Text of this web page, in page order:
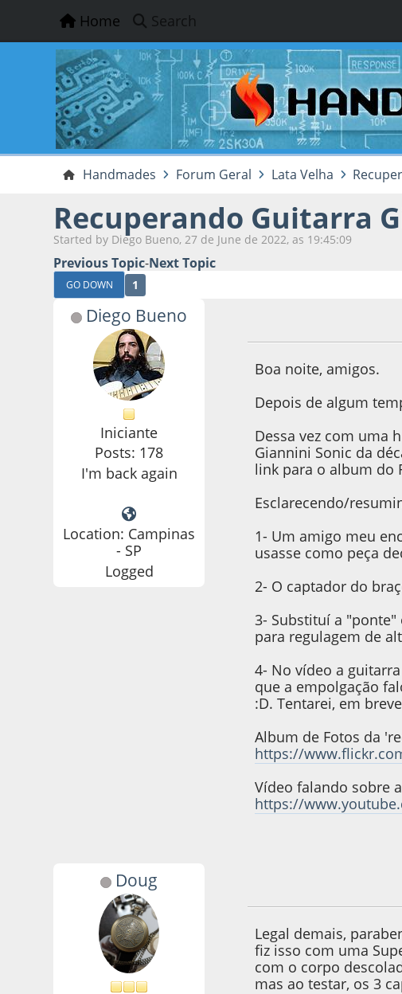
Home Search
Handmades Forum Geral Lata Velha
Recuperando Guitarra
Started by Diego Bueno, 27 de June de 2022, as 19:45:09
Previous Topic-Next Topic
GO DOWN 1
Diego Bueno
Iniciante
Posts: 178
I'm back again
Location: Campinas
- SP
Logged
Boa noite, amigos.
Depois de algum
Dessa vez com uma
Giannini Sonic da
link para o album do
Esclarecendo/
1- Um amigo meu
usasse como peça
2- O captador do
3- Substituí a
para regulagem de
4- No vídeo a
que a empolgação
:D. Tentarei, em
Album de Fotos da
https://
Vídeo falando sobre
https://
Doug
Legal demais,
fiz isso com uma
com o corpo
mas ao testar, os 3